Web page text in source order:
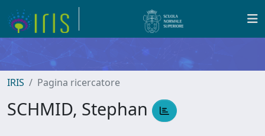
IRIS Pagina ricercatore
SCHMID, Stephan